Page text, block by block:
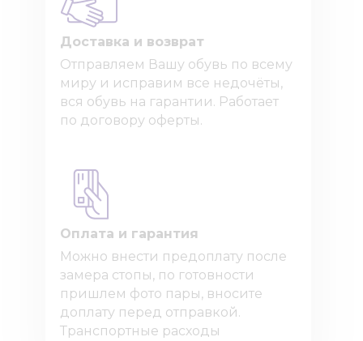
Доставка и возврат
Отправляем Вашу обувь по всему
миру и исправим все недочёты,
вся обувь на гарантии. Работает
по договору оферты.
Оплата и гарантия
Можно внести предоплату после
замера стопы, по готовности
пришлем фото пары, вносите
доплату перед отправкой.
Транспортные расходы